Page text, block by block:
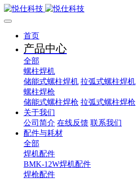
首页
产品中心
全部
螺柱焊机
储能式螺柱焊机 拉弧式螺柱焊机
螺柱焊枪
储能式螺柱焊枪 拉弧式螺柱焊枪
关于我们
公司简介 在线反馈 联系我们
配件与耗材
全部
焊机配件
BMK-12W焊机配件
焊枪配件